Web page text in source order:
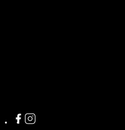
Facebook
Instagram